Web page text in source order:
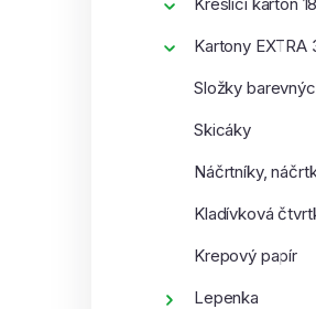
Kartony EXTRA
Složky
Skicáky
Náčrtníky,
Kladívková
Krepový papír
Lepenka